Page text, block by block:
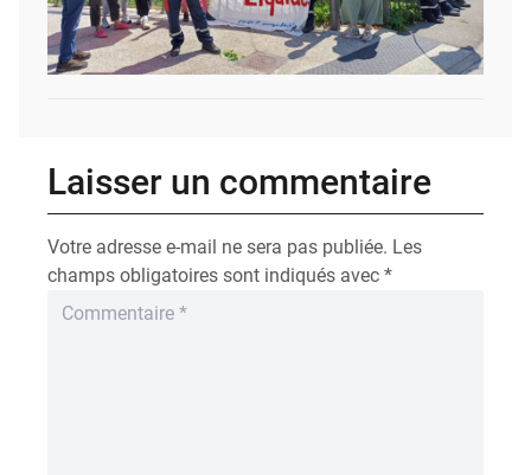
Laisser un commentaire
Votre adresse e-mail ne sera pas publiée. Les
champs obligatoires sont indiqués avec *